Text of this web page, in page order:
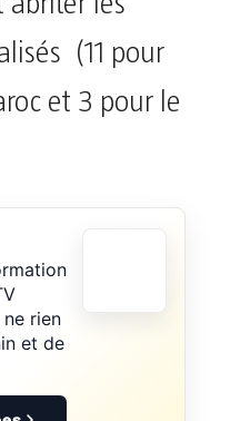
(11 pour
et 3 pour le
rien
et de